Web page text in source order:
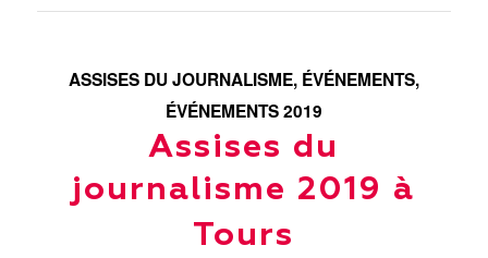
ASSISES DU JOURNALISME, ÉVÉNEMENTS,
ÉVÉNEMENTS 2019
Assises du
journalisme 2019 à
Tours